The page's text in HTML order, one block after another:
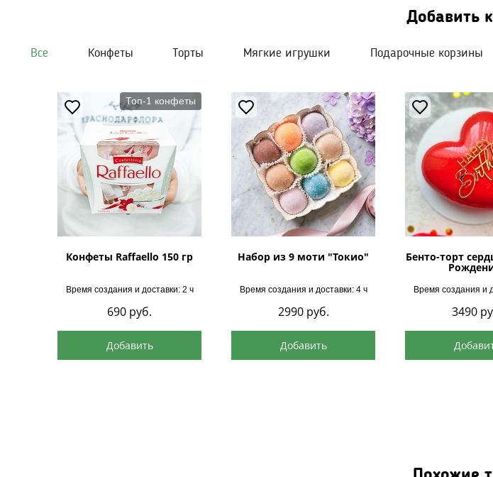
Добавить
Все Конфеты Торты Мягкие игрушки Подарочные корзины
Топ-1 конфеты
Конфеты Raffaello 150 гр
Время создания и доставки: 2 ч
690 руб.
Добавить
Набор из 9 моти "Токио"
Время создания и доставки: 4 ч
2990 руб.
Добавить
Бенто-торт
Время создания и
3490